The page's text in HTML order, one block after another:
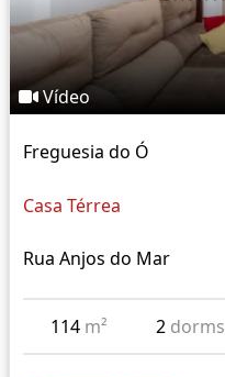
Vídeo
Freguesia do Ó
Casa Térrea
Rua Anjos do Mar
114 m² 2 dorms